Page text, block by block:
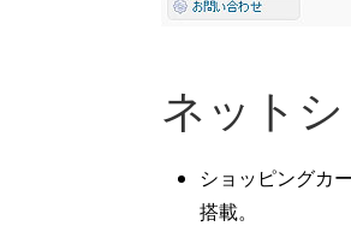
ネット
ショッピングカ
搭載。